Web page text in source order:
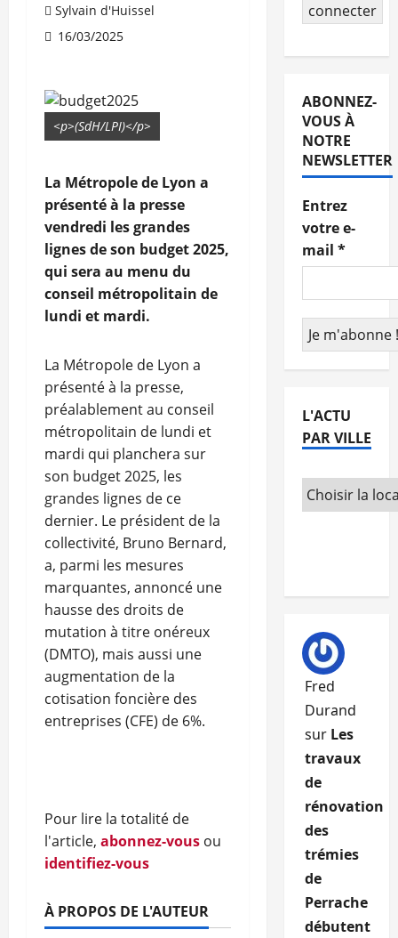
Sylvain d'Huissel
16/03/2025
<p>(SdH/LPI)</p>
La Métropole de Lyon a
présenté à la presse
vendredi les grandes
lignes de son budget 2025,
qui sera au menu du
conseil métropolitain de
lundi et mardi.
La Métropole de Lyon a
présenté à la presse,
préalablement au conseil
métropolitain de lundi et
mardi qui planchera sur
son budget 2025, les
grandes lignes de ce
dernier. Le président de la
collectivité, Bruno Bernard,
a, parmi les mesures
marquantes, annoncé une
hausse des droits de
mutation à titre onéreux
(DMTO), mais aussi une
augmentation de la
cotisation foncière des
entreprises (CFE) de 6%.
Pour lire la totalité de
l'article, abonnez-vous ou
identifiez-vous
À PROPOS DE L'AUTEUR
connecter
ABONNEZ-
VOUS À
NOTRE
NEWSLETTER
Entrez
votre e-
mail *
L'ACTU
PAR VILLE
Fred
Durand
sur Les
travaux
de
rénovation
des
trémies
de
Perrache
débutent